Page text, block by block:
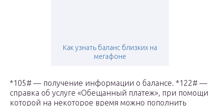
Как узнать баланс близких на
мегафоне
*105# — получение информации о балансе. *122# —
справка об услуге «Обещанный платеж», при помощи
которой на некоторое время можно пополнить